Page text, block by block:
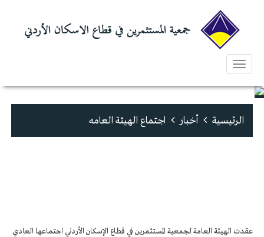
Toggle
navigation
الرئيسية أخبار اجتماع الهيئة العامه
عقدت الهيئة العامة لجمعية المستثمرين في قطاع الإسكان الأردني اجتماعها العادي